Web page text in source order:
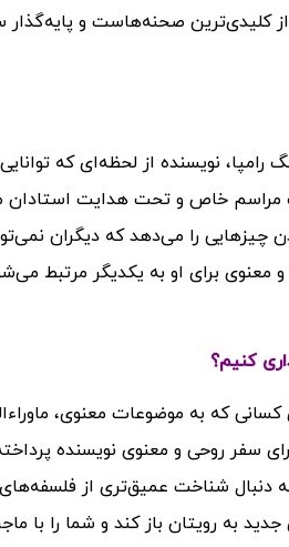
کلیدی‌ترین صحنه‌هاست و پایه‌گذار
نویسنده از لحظه‌ای که
مراسم خاص و تحت هدایت استادان
چیزهایی را می‌دهد که دیگران
معنوی برای او به یکدیگر مرتبط
کنیم؟
که به موضوعات معنوی،
روحی و معنوی نویسنده پرداخته
دنبال شناخت عمیق‌تری از
به رویتان باز کند و شما را با